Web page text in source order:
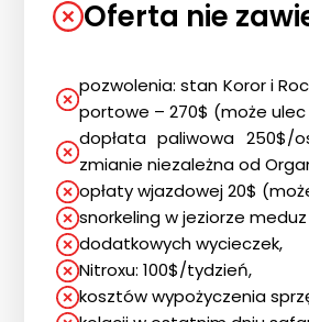
Strona
O nas
Wyprawy
Gdzie i kiedy
Galeria
Oferta nie
pozwolenia: stan Koror i
portowe – 270$ (może
dopłata paliwowa 250$/
zmianie niezależna od
opłaty wjazdowej 20$
snorkeling w jeziorze meduz
dodatkowych wycieczek,
Nitroxu: 100$/tydzień,
kosztów wypożyczenia